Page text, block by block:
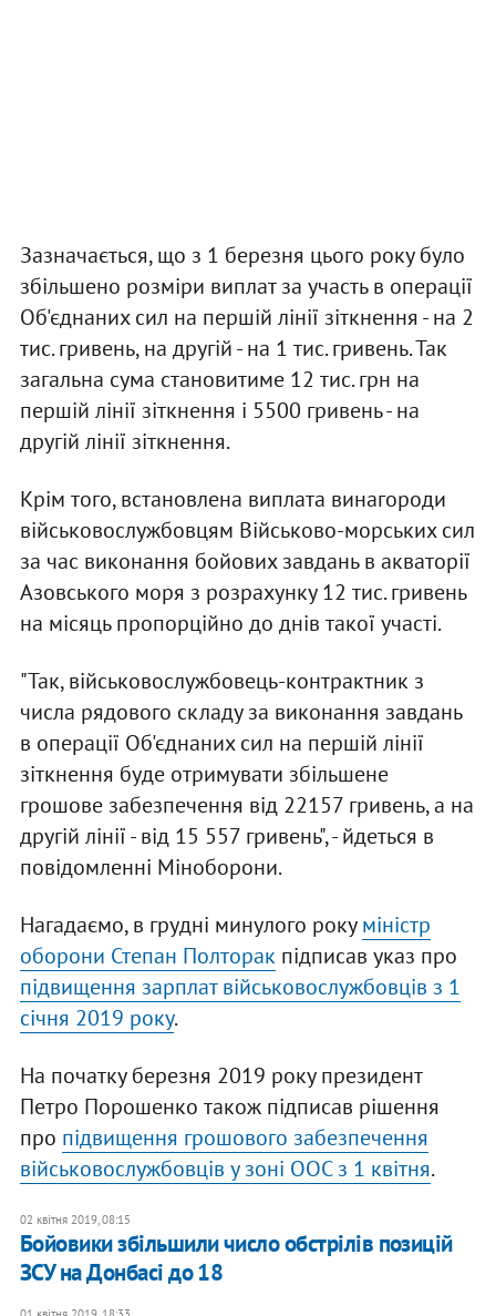
Зазначається, що з 1 березня цього року було
збільшено розміри виплат за участь в операції
Об'єднаних сил на першій лінії зіткнення - на 2
тис. гривень, на другій - на 1 тис. гривень. Так
загальна сума становитиме 12 тис. грн на
першій лінії зіткнення і 5500 гривень - на
другій лінії зіткнення.
Крім того, встановлена виплата винагороди
військовослужбовцям Військово-морських сил
за час виконання бойових завдань в акваторії
Азовського моря з розрахунку 12 тис. гривень
на місяць пропорційно до днів такої участі.
"Так, військовослужбовець-контрактник з
числа рядового складу за виконання завдань
в операції Об'єднаних сил на першій лінії
зіткнення буде отримувати збільшене
грошове забезпечення від 22157 гривень, а на
другій лінії - від 15 557 гривень", - йдеться в
повідомленні Міноборони.
Нагадаємо, в грудні минулого рокуміністр
оборони Степан Полторак підписав указ про
підвищення зарплат військовослужбовців з 1
січня 2019 року.
На початку березня 2019 року президент
Петро Порошенко також підписав рішення
про підвищення грошового забезпечення
військовослужбовців у зоні ООС з 1 квітня.
02 квітня 2019, 08:15
Бойовики збільшили число обстрілів позицій
ЗСУ на Донбасі до 18